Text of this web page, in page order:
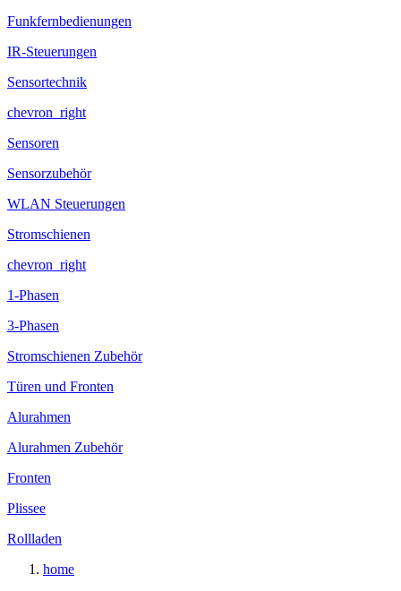
Funkfernbedienungen
IR-Steuerungen
Sensortechnik
chevron_right
Sensoren
Sensorzubehör
WLAN Steuerungen
Stromschienen
chevron_right
1-Phasen
3-Phasen
Stromschienen Zubehör
Türen und Fronten
Alurahmen
Alurahmen Zubehör
Fronten
Plissee
Rollladen
home